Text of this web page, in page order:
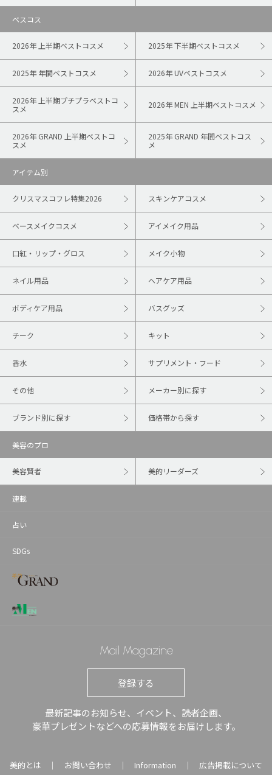
ベスコス
2026年 上半期ベストコスメ 2025年 下半期ベストコスメ
2025年 年間ベストコスメ 2026年 UVベストコスメ
2026年 上半期プチプラベストコ
スメ
2026年 MEN 上半期ベストコスメ
2026年 GRAND 上半期ベストコ
スメ
2025年 GRAND 年間ベストコス
メ
アイテム別
クリスマスコフレ特集2026 スキンケアコスメ
ベースメイクコスメ アイメイク用品
口紅・リップ・グロス メイク小物
ネイル用品 ヘアケア用品
ボディケア用品 バスグッズ
チーク キット
香水 サプリメント・フード
その他 メーカー別に探す
ブランド別に探す 価格帯から探す
美容のプロ
美容賢者 美的リーダーズ
連載
占い
SDGs
Mail Magazine
登録する
最新記事のお知らせ、イベント、読者企画、
豪華プレゼントなどへの応募情報をお届けします。
美的とは ｜ お問い合わせ ｜ Information ｜ 広告掲載について